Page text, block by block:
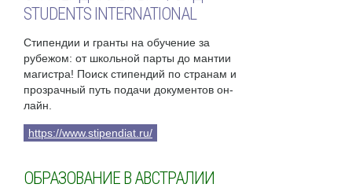
STUDENTS INTERNATIONAL
Стипендии и гранты на обучение за
рубежом: от школьной парты до мантии
магистра! Поиск стипендий по странам и
прозрачный путь подачи документов он-
лайн.
https://www.stipendiat.ru/
ОБРАЗОВАНИЕ В АВСТРАЛИИ